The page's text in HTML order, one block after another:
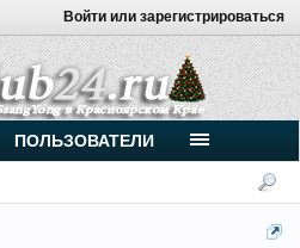
Войти или зарегистрироваться
нашего клуба!
вTelegram-чате.
дизелей от
ПОЛЬЗОВАТЕЛИ